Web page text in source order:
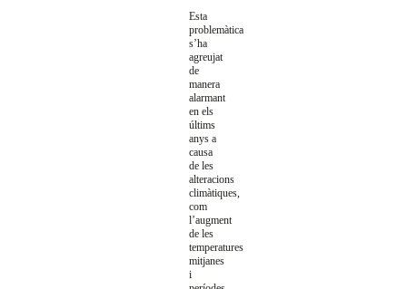
Esta
problemàtica
s’ha
agreujat
de
manera
alarmant
en els
últims
anys a
causa
de les
alteracions
climàtiques,
com
l’augment
de les
temperatures
mitjanes
i